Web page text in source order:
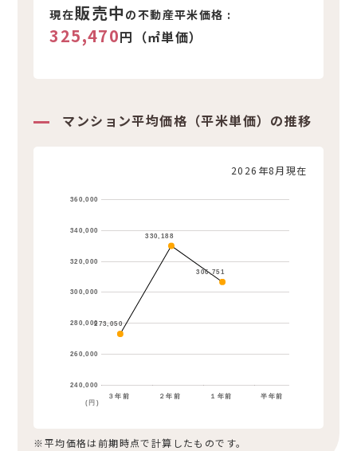
現在販売中 の不動産平米価格 :
325,470円（㎡単価）
マンション平均価格（平米単価）の推移
2026年8月現在
３年前 ２年前 １年前 半年前
240,000
260,000
280,000
300,000
320,000
340,000
360,000
273,050
330,188
306,751
(円)
※平均価格は前期時点で計算したものです。